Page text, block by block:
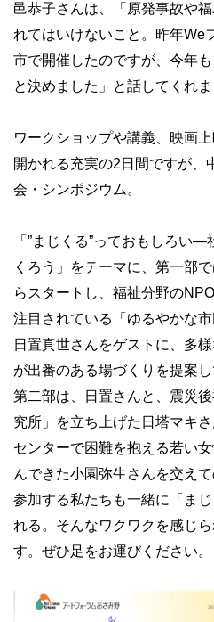
邑恭子さんは、「原発事故や
れてはいけないこと。昨年We
市で開催したのですが、今年
と決めました」と話してくれま
ワークショップや講義、映画
開かれる充実の2日間ですが、
会・シンポジウム。
「”まじくる”っておもしろい
くろう」をテーマに、第一部
らスタートし、福祉分野の
注目されている「ゆるやかな
日置真世さんをゲストに、多
が出番のある場づくりを提案し
第二部は、日置さんと、震災
究所」を立ち上げた日塔マキ
センターで困難を抱える若い
んできた小園弥生さんを交え
参加する私たちも一緒に「ま
れる。そんなワクワクを感じ
す。ぜひ足をお運びください。